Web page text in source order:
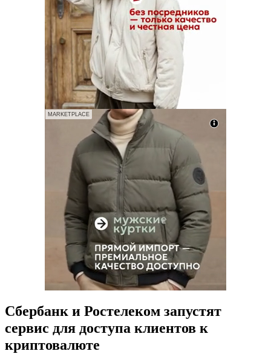
MARKETPLACE
Сбербанк и Ростелеком запустят
сервис для доступа клиентов к
криптовалюте